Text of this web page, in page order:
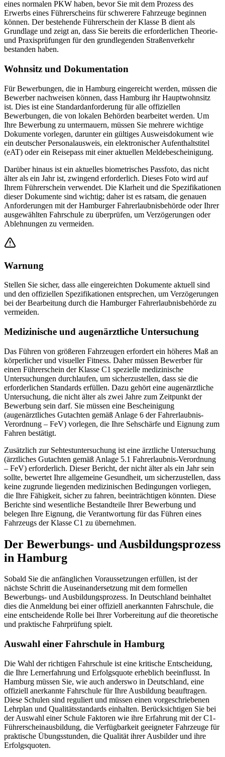
eines normalen PKW haben, bevor Sie mit dem Prozess des
Erwerbs eines Führerscheins für schwerere Fahrzeuge beginnen
können. Der bestehende Führerschein der Klasse B dient als
Grundlage und zeigt an, dass Sie bereits die erforderlichen Theorie-
und Praxisprüfungen für den grundlegenden Straßenverkehr
bestanden haben.
Wohnsitz und Dokumentation
Für Bewerbungen, die in Hamburg eingereicht werden, müssen die
Bewerber nachweisen können, dass Hamburg ihr Hauptwohnsitz
ist. Dies ist eine Standardanforderung für alle offiziellen
Bewerbungen, die von lokalen Behörden bearbeitet werden. Um
Ihre Bewerbung zu untermauern, müssen Sie mehrere wichtige
Dokumente vorlegen, darunter ein gültiges Ausweisdokument wie
ein deutscher Personalausweis, ein elektronischer Aufenthaltstitel
(eAT) oder ein Reisepass mit einer aktuellen Meldebescheinigung.
Darüber hinaus ist ein aktuelles biometrisches Passfoto, das nicht
älter als ein Jahr ist, zwingend erforderlich. Dieses Foto wird auf
Ihrem Führerschein verwendet. Die Klarheit und die Spezifikationen
dieser Dokumente sind wichtig; daher ist es ratsam, die genauen
Anforderungen mit der Hamburger Fahrerlaubnisbehörde oder Ihrer
ausgewählten Fahrschule zu überprüfen, um Verzögerungen oder
Ablehnungen zu vermeiden.
Warnung
Stellen Sie sicher, dass alle eingereichten Dokumente aktuell sind
und den offiziellen Spezifikationen entsprechen, um Verzögerungen
bei der Bearbeitung durch die Hamburger Fahrerlaubnisbehörde zu
vermeiden.
Medizinische und augenärztliche Untersuchung
Das Führen von größeren Fahrzeugen erfordert ein höheres Maß an
körperlicher und visueller Fitness. Daher müssen Bewerber für
einen Führerschein der Klasse C1 spezielle medizinische
Untersuchungen durchlaufen, um sicherzustellen, dass sie die
erforderlichen Standards erfüllen. Dazu gehört eine augenärztliche
Untersuchung, die nicht älter als zwei Jahre zum Zeitpunkt der
Bewerbung sein darf. Sie müssen eine Bescheinigung
(augenärztliches Gutachten gemäß Anlage 6 der Fahrerlaubnis-
Verordnung – FeV) vorlegen, die Ihre Sehschärfe und Eignung zum
Fahren bestätigt.
Zusätzlich zur Sehtestuntersuchung ist eine ärztliche Untersuchung
(ärztliches Gutachten gemäß Anlage 5.1 Fahrerlaubnis-Verordnung
– FeV) erforderlich. Dieser Bericht, der nicht älter als ein Jahr sein
sollte, bewertet Ihre allgemeine Gesundheit, um sicherzustellen, dass
keine zugrunde liegenden medizinischen Bedingungen vorliegen,
die Ihre Fähigkeit, sicher zu fahren, beeinträchtigen könnten. Diese
Berichte sind wesentliche Bestandteile Ihrer Bewerbung und
belegen Ihre Eignung, die Verantwortung für das Führen eines
Fahrzeugs der Klasse C1 zu übernehmen.
Der Bewerbungs- und Ausbildungsprozess
in Hamburg
Sobald Sie die anfänglichen Voraussetzungen erfüllen, ist der
nächste Schritt die Auseinandersetzung mit dem formellen
Bewerbungs- und Ausbildungsprozess. In Deutschland beinhaltet
dies die Anmeldung bei einer offiziell anerkannten Fahrschule, die
eine entscheidende Rolle bei Ihrer Vorbereitung auf die theoretische
und praktische Fahrprüfung spielt.
Auswahl einer Fahrschule in Hamburg
Die Wahl der richtigen Fahrschule ist eine kritische Entscheidung,
die Ihre Lernerfahrung und Erfolgsquote erheblich beeinflusst. In
Hamburg müssen Sie, wie auch anderswo in Deutschland, eine
offiziell anerkannte Fahrschule für Ihre Ausbildung beauftragen.
Diese Schulen sind reguliert und müssen einen vorgeschriebenen
Lehrplan und Qualitätsstandards einhalten. Berücksichtigen Sie bei
der Auswahl einer Schule Faktoren wie ihre Erfahrung mit der C1-
Führerscheinausbildung, die Verfügbarkeit geeigneter Fahrzeuge für
praktische Übungsstunden, die Qualität ihrer Ausbilder und ihre
Erfolgsquoten.